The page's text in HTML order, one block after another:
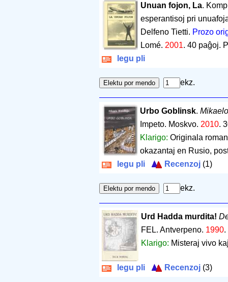
Unuan fojon, La.
esperantisoj pri
Delfeno Tietti. Prozo
Lomé. 2001. 40 paĝoj.
legu pli
ekz.
Urbo Goblinsk.
Impeto. Moskvo. 2010.
Klarigo: Originala
okazantaj en Rusio,
legu pli
Recenzoj (1)
ekz.
Urd Hadda murdita!
FEL. Antverpeno. 1990.
Klarigo: Misteraj vivo
legu pli Recenzoj (3)